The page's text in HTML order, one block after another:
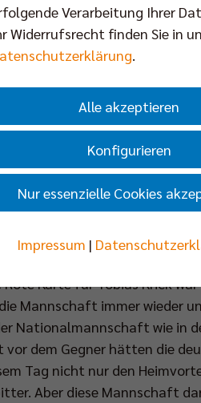
Foto: FIVB/Volleyballworld
deutsche
Trotz der knappen 2:3-
sich die DVV-
und kletterte dadurch in
Momentum kann für die
Montagabend ein fesselndes
15:13-Tiebreak-Erfolg
Strecken ein
Rote Karte für Tobias Krick
Mannschaft immer wieder
Nationalmannschaft wie in
dem Gegner hätten die
Tag nicht nur den
Aber diese Mannschaft
Verarbeitung Ihrer
Widerrufsrecht finden Sie in
.
Alle akzeptieren
Konfigurieren
Nur essenzielle Cookies
Impressum |